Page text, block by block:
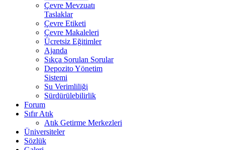
Çevre Mevzuatı
Taslaklar
Çevre Etiketi
Çevre Makaleleri
Ücretsiz Eğitimler
Ajanda
Sıkça Sorulan Sorular
Depozito Yönetim
Sistemi
Su Verimliliği
Sürdürülebilirlik
Forum
Sıfır Atık
Atık Getirme Merkezleri
Üniversiteler
Sözlük